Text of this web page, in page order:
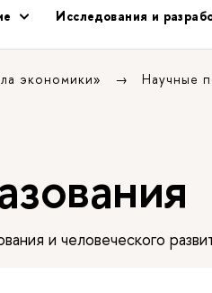
Исследования и
экономики» Научные
и человеческого